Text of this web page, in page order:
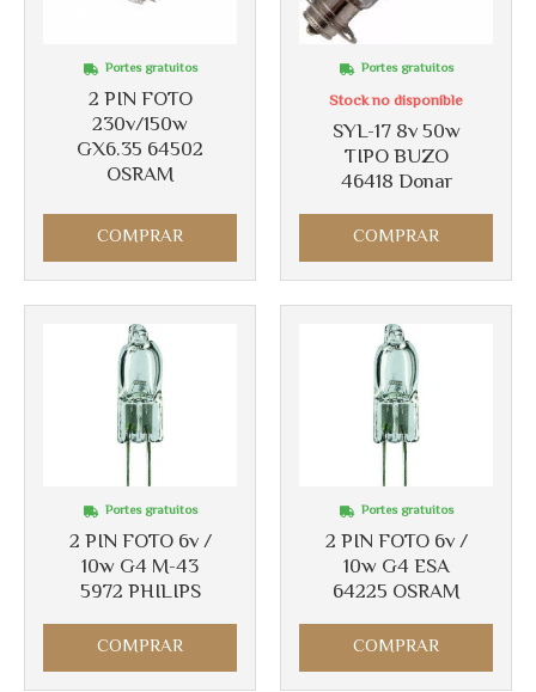
2 PIN FOTO
230v/150w
GX6.35 64502
OSRAM
Portes gratuitos
COMPRAR
SYL-17 8v 50w
TIPO BUZO
46418 Donar
Portes gratuitos
Stock no disponible
COMPRAR
2 PIN FOTO 6v /
10w G4 M-43
5972 PHILIPS
Portes gratuitos
COMPRAR
2 PIN FOTO 6v /
10w G4 ESA
64225 OSRAM
Portes gratuitos
COMPRAR
Más info
Más info
Más info